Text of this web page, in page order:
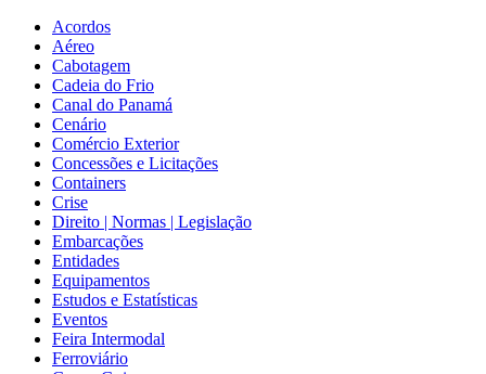
Acordos
Aéreo
Cabotagem
Cadeia do Frio
Canal do Panamá
Cenário
Comércio Exterior
Concessões e Licitações
Containers
Crise
Direito | Normas | Legislação
Embarcações
Entidades
Equipamentos
Estudos e Estatísticas
Eventos
Feira Intermodal
Ferroviário